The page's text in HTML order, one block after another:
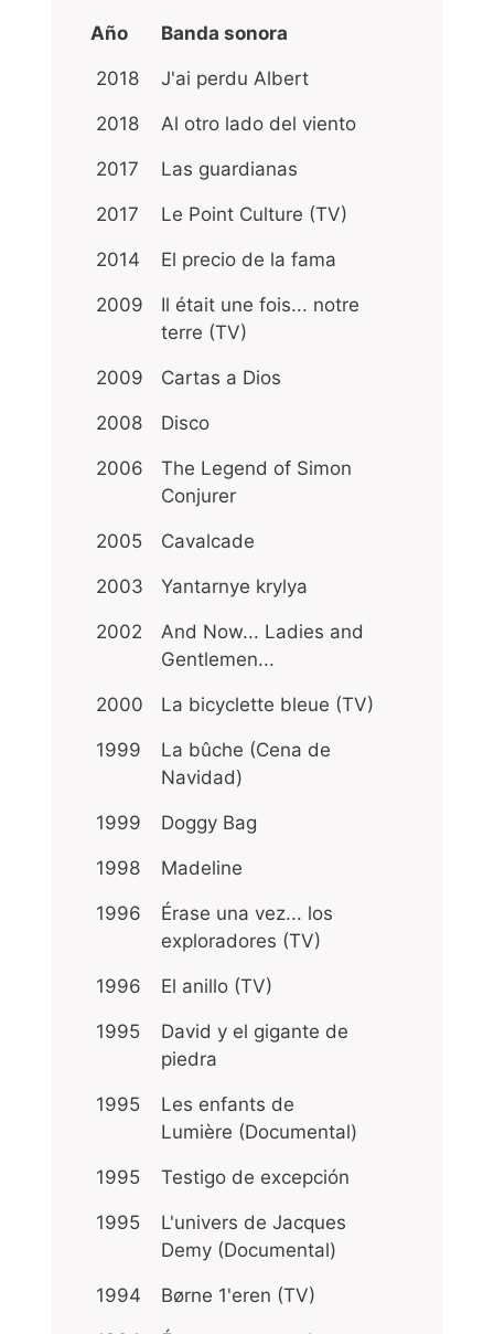
Año Banda sonora
2018 J'ai perdu Albert
2018 Al otro lado del viento
2017 Las guardianas
2017 Le Point Culture (TV)
2014 El precio de la fama
2009
Il était une fois... notre
terre (TV)
2009 Cartas a Dios
2008 Disco
2006
The Legend of Simon
Conjurer
2005 Cavalcade
2003 Yantarnye krylya
2002
And Now... Ladies and
Gentlemen...
2000 La bicyclette bleue (TV)
1999
La bûche (Cena de
Navidad)
1999 Doggy Bag
1998 Madeline
1996
Érase una vez... los
exploradores (TV)
1996 El anillo (TV)
1995
David y el gigante de
piedra
1995
Les enfants de
Lumière (Documental)
1995 Testigo de excepción
1995
L'univers de Jacques
Demy (Documental)
1994 Børne 1'eren (TV)